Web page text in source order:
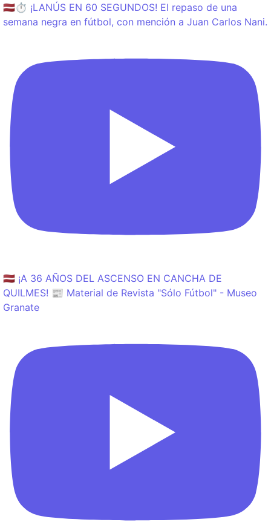
🇱🇻⏱️ ¡LANÚS EN 60 SEGUNDOS! El repaso de una
semana negra en fútbol, con mención a Juan Carlos Nani.
🇱🇻 ¡A 36 AÑOS DEL ASCENSO EN CANCHA DE
QUILMES! 📰 Material de Revista "Sólo Fútbol" - Museo
Granate